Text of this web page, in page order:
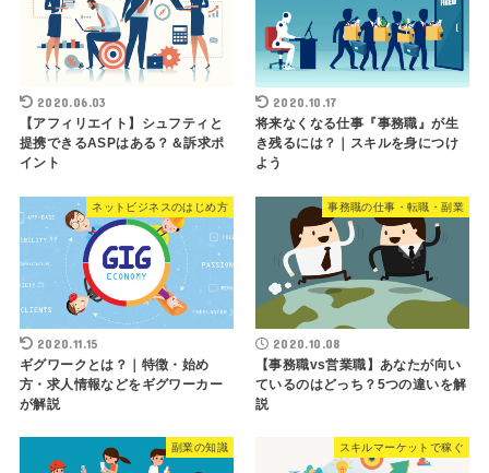
2020.06.03
【アフィリエイト】シュフティと
提携できるASPはある？＆訴求ポ
イント
2020.10.17
将来なくなる仕事『事務職』が生
き残るには？｜スキルを身につけ
よう
ネットビジネスのはじめ方
2020.11.15
ギグワークとは？｜特徴・始め
方・求人情報などをギグワーカー
が解説
事務職の仕事・転職・副業
2020.10.08
【事務職vs営業職】あなたが向い
ているのはどっち？5つの違いを解
説
副業の知識 スキルマーケットで稼ぐ